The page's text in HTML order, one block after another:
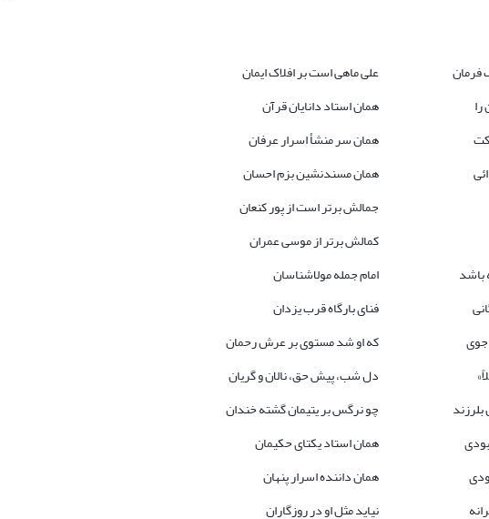
فرمان
على ماهى است بر افلاک ایمان
همان استاد دانایان قرآن
همان سر منشأ اسرار عرفان
همان مسندنشین بزم احسان
جمالش برتر است از پور کنعان
کمالش برتر از موسى عمران
باشد
امام جمله مولاشناسان
فناى بارگاه قرب یزدان
جوى
که او شد مستوى بر عرش رحمان
دل شب، پیش حق، نالان و گریان
چو نرگس بر یتیمان گشته خندان
همان استاد یکتاى حکیمان
همان داننده اسرار پنهان
نیاید مثل او در روزگاران